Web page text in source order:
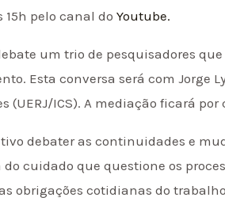
15h pelo canal doYoutube.
um trio de pesquisadores
Esta conversa será com Jorge
(UERJ/ICS). A mediação ficará
debater as continuidades e
cuidado que questione os
obrigações cotidianas do